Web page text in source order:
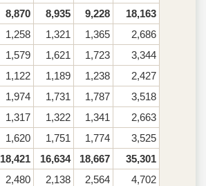
8,870 8,935 9,228
18,163
1,258 1,321 1,365
2,686
1,579 1,621 1,723
3,344
1,122 1,189 1,238
2,427
1,974 1,731 1,787
3,518
1,317 1,322 1,341
2,663
1,620 1,751 1,774
3,525
18,421 16,634 18,667
35,301
2,480 2,138 2,564
4,702